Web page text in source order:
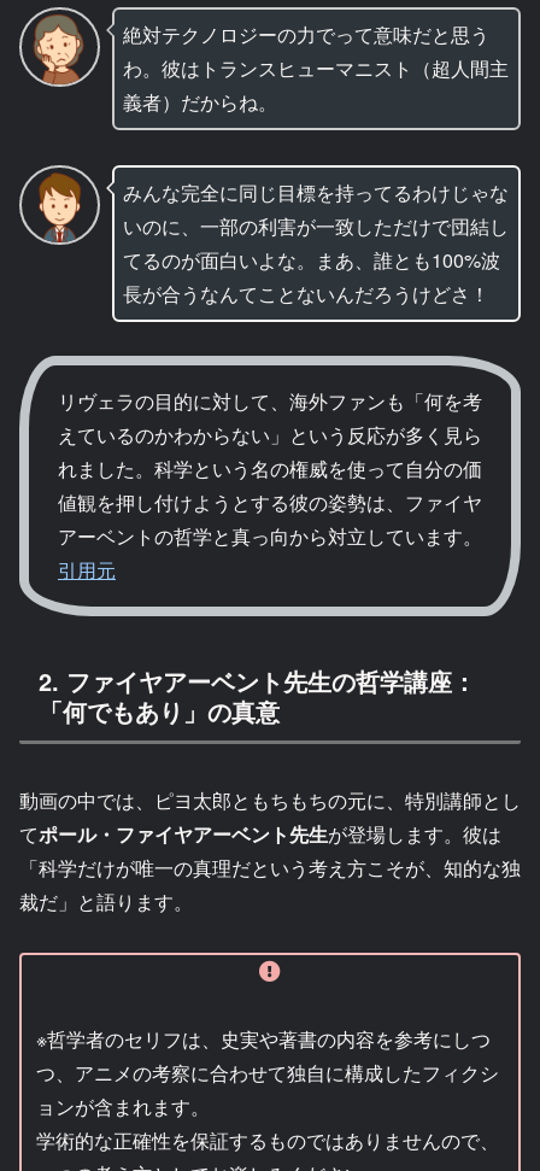
絶対テクノロジーの力でって意味だと思う
わ。彼はトランスヒューマニスト（超人間主
義者）だからね。
みんな完全に同じ目標を持ってるわけじゃな
いのに、一部の利害が一致しただけで団結し
てるのが面白いよな。まあ、誰とも100%波
長が合うなんてことないんだろうけどさ！
リヴェラの目的に対して、海外ファンも「何を考
えているのかわからない」という反応が多く見ら
れました。科学という名の権威を使って自分の価
値観を押し付けようとする彼の姿勢は、ファイヤ
アーベントの哲学と真っ向から対立しています。
引用元
2. ファイヤアーベント先生の哲学講座：
「何でもあり」の真意
動画の中では、ピヨ太郎ともちもちの元に、特別講師とし
てポール・ファイヤアーベント先生が登場します。彼は
「科学だけが唯一の真理だという考え方こそが、知的な独
裁だ」と語ります。
※哲学者のセリフは、史実や著書の内容を参考にしつ
つ、アニメの考察に合わせて独自に構成したフィクシ
ョンが含まれます。
学術的な正確性を保証するものではありませんので、